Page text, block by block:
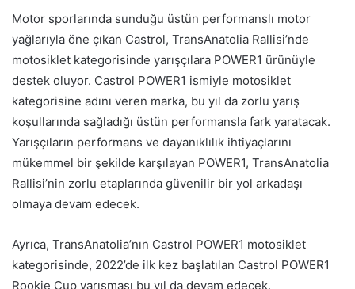
Motor sporlarında sunduğu üstün performanslı motor
yağlarıyla öne çıkan Castrol, TransAnatolia Rallisi’nde
motosiklet kategorisinde yarışçılara POWER1 ürünüyle
destek oluyor. Castrol POWER1 ismiyle motosiklet
kategorisine adını veren marka, bu yıl da zorlu yarış
koşullarında sağladığı üstün performansla fark yaratacak.
Yarışçıların performans ve dayanıklılık ihtiyaçlarını
mükemmel bir şekilde karşılayan POWER1, TransAnatolia
Rallisi’nin zorlu etaplarında güvenilir bir yol arkadaşı
olmaya devam edecek.
Ayrıca, TransAnatolia’nın Castrol POWER1 motosiklet
kategorisinde, 2022’de ilk kez başlatılan Castrol POWER1
Rookie Cup yarışması bu yıl da devam edecek.